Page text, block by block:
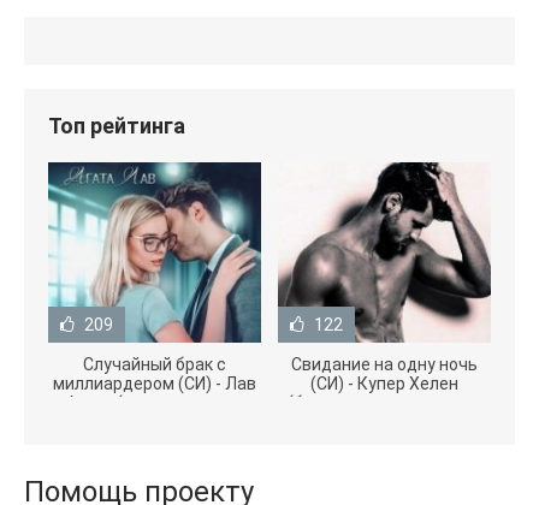
Топ рейтинга
209
Случайный брак с
миллиардером (СИ) - Лав
Агата (полная версия
122
Свидание на одну ночь
(СИ) - Купер Хелен
(бесплатные серии книг
Помощь проекту